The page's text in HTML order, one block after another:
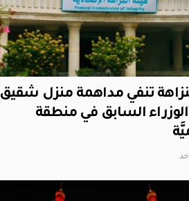
تنفي مداهمة منزل شقيق
السابق في منطقة